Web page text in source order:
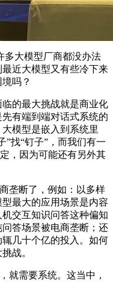
大模型厂商都没办法
近大模型又有些冷下来
吗？
的最大挑战就是商业化
有端到端对话式系统的
模型是嵌入到系统里
”找“钉子”，而我们有一
，因为可能还有另外其
断了，例如：以多样
最大的应用场景是内容
交互知识问答这种偏知
答场景被电商垄断；还
几十个亿的投入。如何
战。
需要系统。这当中，